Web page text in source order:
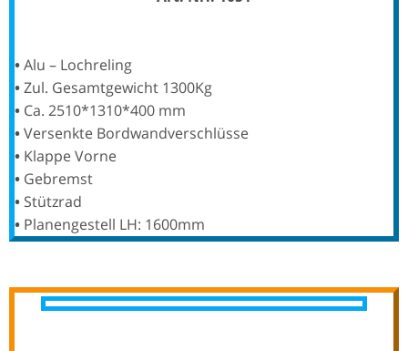
•Alu – Lochreling
•Zul. Gesamtgewicht 1300Kg
• Ca. 2510*1310*400 mm
•Versenkte Bordwandverschlüsse
• Klappe Vorne
• Gebremst
• Stützrad
• Planengestell LH: 1600mm